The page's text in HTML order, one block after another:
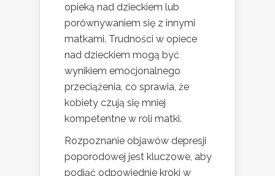
opieką nad dzieckiem lub
porównywaniem się z innymi
matkami. Trudności w opiece
nad dzieckiem mogą być
wynikiem emocjonalnego
przeciążenia, co sprawia, że
kobiety czują się mniej
kompetentne w roli matki.
Rozpoznanie objawów depresji
poporodowej jest kluczowe, aby
podjąć odpowiednie kroki w